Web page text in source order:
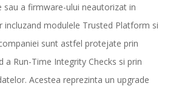
a firmware-ului neautorizat in
incluzand modulele Trusted Platform si
sunt astfel protejate prin
a Run-Time Integrity Checks si prin
Acestea reprezinta un upgrade